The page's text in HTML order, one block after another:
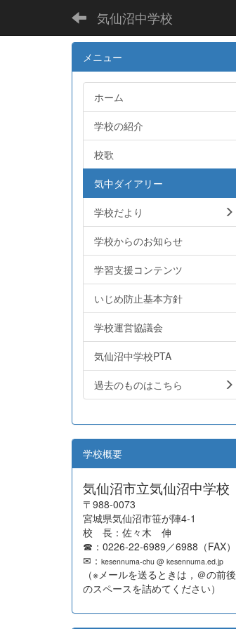
気仙沼中学校
メニュー
ホーム
学校の紹介
校歌
気中ダイアリー
学校だより
学校からのお知らせ
学習支援コンテンツ
いじめ防止基本方針
学校運営協議会
気仙沼中学校PTA
過去のものはこちら
学校概要
気仙沼市立気仙沼中学校
〒988-0073
宮城県気仙沼市笹が陣4-1
校 長：佐々木 伸
☎：0226-22-6989／6988（FAX）
✉： kesennuma-chu @ kesennuma.ed.jp
（※メールを送るときは，＠の前後
のスペースを詰めてください）